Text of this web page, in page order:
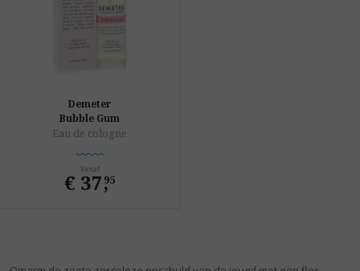
Demeter
Bubble Gum
Eau de cologne
Vanaf
€ 37,
95